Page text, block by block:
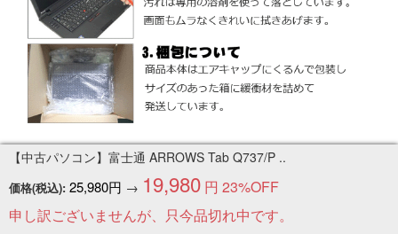
【中古パソコン】富士通 ARROWS Tab Q737/P ..
価格(税込): 25,980円 → 19,980 円 23%OFF
申し訳ございませんが、只今品切れ中です。